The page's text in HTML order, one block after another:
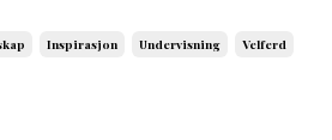
Inspirasjon Undervisning
Velferd